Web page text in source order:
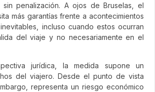
penalización. A ojos de Bruselas, el
más garantías frente a acontecimientos
incluso cuando estos ocurran
del viaje y no necesariamente en el
jurídica, la medida supone un
del viajero. Desde el punto de vista
representa un riesgo económico